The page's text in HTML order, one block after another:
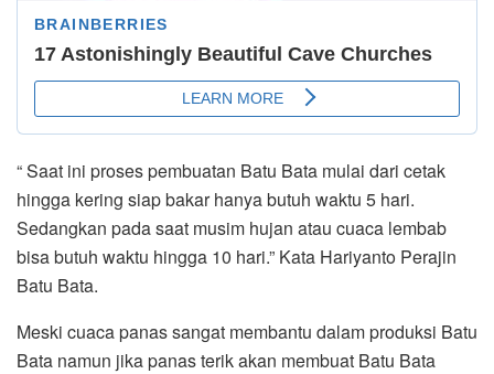
“ Saat ini proses pembuatan Batu Bata mulai dari cetak
hingga kering siap bakar hanya butuh waktu 5 hari.
Sedangkan pada saat musim hujan atau cuaca lembab
bisa butuh waktu hingga 10 hari.” Kata Hariyanto Perajin
Batu Bata.
Meski cuaca panas sangat membantu dalam produksi Batu
Bata namun jika panas terik akan membuat Batu Bata